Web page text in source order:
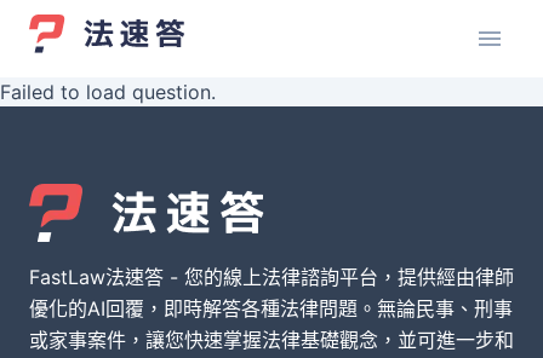
Failed to load question.
FastLaw法速答 - 您的線上法律諮詢平台，提供經由律師
優化的AI回覆，即時解答各種法律問題。無論民事、刑事
或家事案件，讓您快速掌握法律基礎觀念，並可進一步和